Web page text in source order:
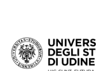
Passa al